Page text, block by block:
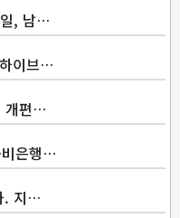
, 남…
이브…
개편…
은행…
. 지…